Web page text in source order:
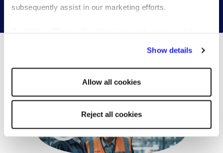
subsequently assist in our marketing efforts.
Show details
Allow all cookies
Reject all cookies
Legújabb állások keresése
További érdekes tartalmak...